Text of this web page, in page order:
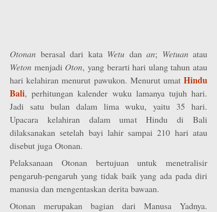
Otonan berasal dari kata Wetu dan an; Wetuanatau
Weton menjadi Oton, yang berarti hari ulang tahun atau
hari kelahiran menurut pawukon. Menurut umat Hindu
Bali, perhitungan kalender wuku lamanya tujuh hari.
Jadi satu bulan dalam lima wuku, yaitu 35 hari.
Upacara kelahiran dalam umat Hindu di Bali
dilaksanakan setelah bayi lahir sampai 210 hari atau
disebut juga Otonan.
Pelaksanaan Otonan bertujuan untuk menetralisir
pengaruh-pengaruh yang tidak baik yang ada pada diri
manusia dan mengentaskan derita bawaan.
Otonan merupakan bagian dari Manusa Yadnya.